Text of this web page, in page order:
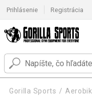
Prihlásenie Registrácia
Gorilla Sports Aerobik